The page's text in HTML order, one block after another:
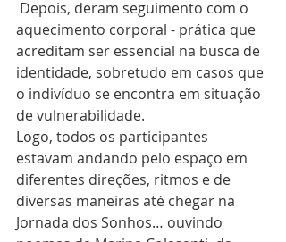
Depois, deram seguimento com o
aquecimento corporal - prática que
acreditam ser essencial na busca de
identidade, sobretudo em casos que
o indivíduo se encontra em situação
de vulnerabilidade.
Logo, todos os participantes
estavam andando pelo espaço em
diferentes direções, ritmos e de
diversas maneiras até chegar na
Jornada dos Sonhos… ouvindo